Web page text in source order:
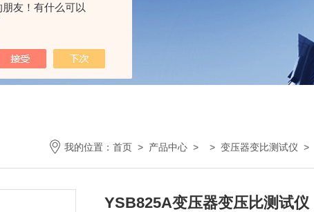
友！有什么可以
我的位置： 首页 > 产品中心 > > 变压器变比测试仪 >
YSB825A变压器变压比测试仪